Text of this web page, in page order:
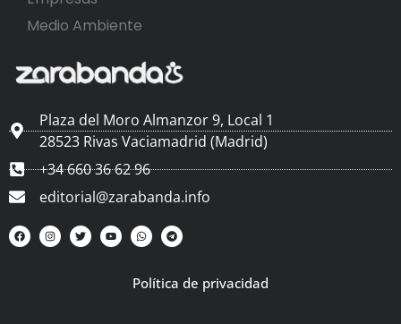
Medio Ambiente
Plaza del Moro Almanzor 9, Local 1
28523 Rivas Vaciamadrid (Madrid)
+34 660 36 62 96
editorial@zarabanda.info
Política de privacidad